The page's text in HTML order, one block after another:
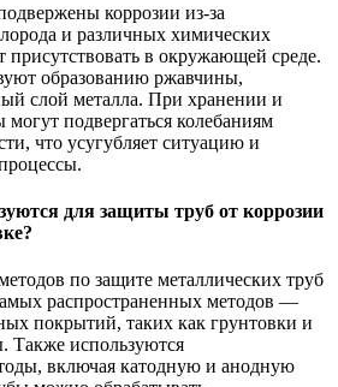
коррозии из-за
и различных химических
присутствовать в окружающей среде.
образованию ржавчины,
слой металла. При хранении и
подвергаться колебаниям
что усугубляет ситуацию и
для защиты труб от коррозии
по защите металлических труб
распространенных методов —
покрытий, таких как грунтовки и
Также используются
включая катодную и анодную